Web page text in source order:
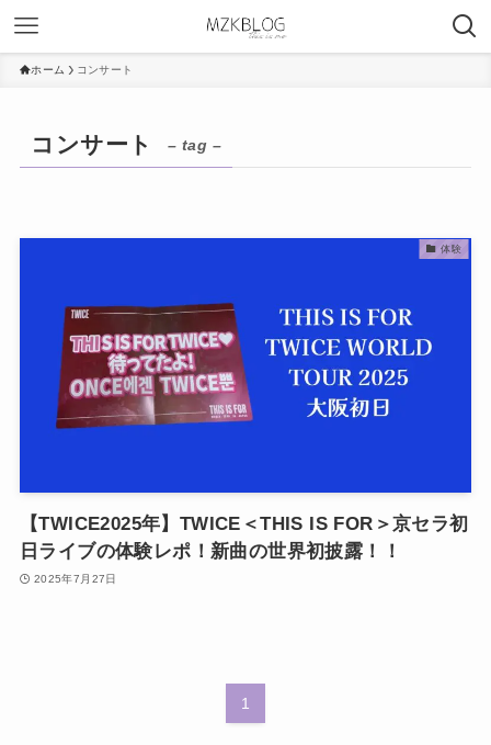
ホーム コンサート
コンサート – tag –
体験
【TWICE2025年】TWICE＜THIS IS FOR＞京セラ初
日ライブの体験レポ！新曲の世界初披露！！
2025年7月27日
1